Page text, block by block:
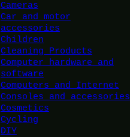
Cameras
Car and motor
accessories
Children
Cleaning Products
Computer hardware and
software
Computers and Internet
Consoles and accessories
Cosmetics
Cycling
DIY